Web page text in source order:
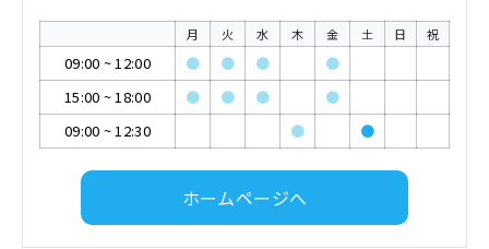
月 火 水 木 金 土 日 祝
09:00 ~12:00 ● ● ●
●
15:00 ~18:00 ● ● ●
●
09:00 ~12:30 ● ●
ホームページへ